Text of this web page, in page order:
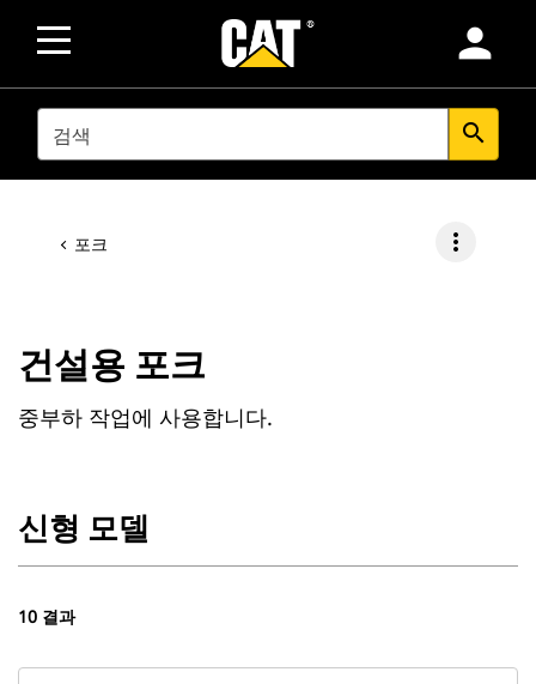
person
SEARCH search
포크 more_vert
건설용 포크
중부하 작업에 사용합니다.
신형 모델
10 결과